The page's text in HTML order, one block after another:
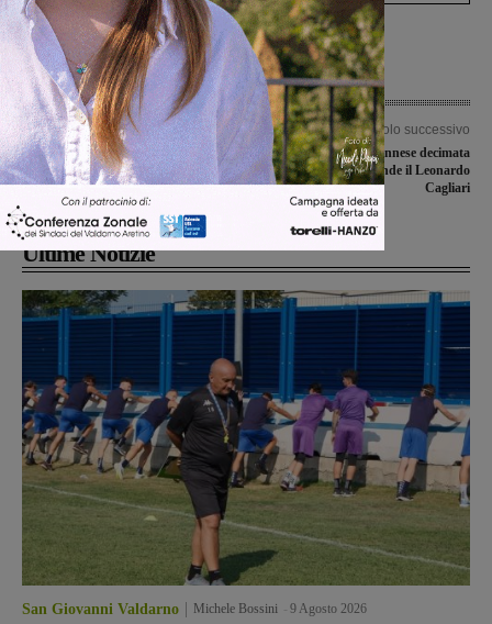
Articolo precedente
“Io mi controllo”: iniziativa della
Misericordia per la prevenzione del
tumore al seno
Articolo successivo
Una Futsal Sangiovannese decimata
dagli infortuni attende il Leonardo
Cagliari
Ultime Notizie
San Giovanni Valdarno Michele Bossini 9 Agosto 2026